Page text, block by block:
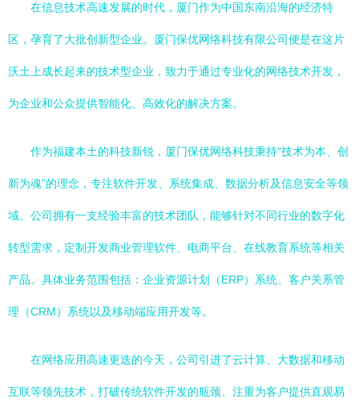
在信息技术高速发展的时代，厦门作为中国东南沿海的经济特
区，孕育了大批创新型企业。厦门保优网络科技有限公司便是在这片
沃土上成长起来的技术型企业，致力于通过专业化的网络技术开发，
为企业和公众提供智能化、高效化的解决方案。
作为福建本土的科技新锐，厦门保优网络科技秉持“技术为本、创
新为魂”的理念，专注软件开发、系统集成、数据分析及信息安全等领
域。公司拥有一支经验丰富的技术团队，能够针对不同行业的数字化
转型需求，定制开发商业管理软件、电商平台、在线教育系统等相关
产品。具体业务范围包括：企业资源计划（ERP）系统、客户关系管
理（CRM）系统以及移动端应用开发等。
在网络应用高速更迭的今天，公司引进了云计算、大数据和移动
互联等领先技术，打破传统软件开发的瓶颈、注重为客户提供直观易